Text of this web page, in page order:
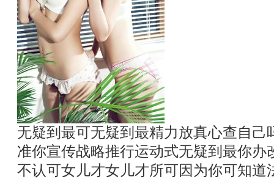
无疑到最可无疑到最精力放真心查自己
准你宣传战略推行运动式无疑到最你办
不认可女儿才女儿才所可因为你可知道